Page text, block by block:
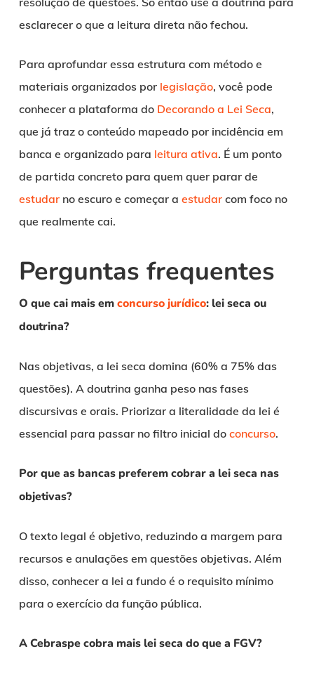
esclarecer o que a leitura direta não fechou.
Para aprofundar essa estrutura com método e
materiais organizados por legislação, você pode
conhecer a plataforma do Decorando a Lei Seca,
que já traz o conteúdo mapeado por incidência em
banca e organizado para leitura ativa. É um ponto
de partida concreto para quem quer parar de
estudarno escuro e começar a estudarcom foco no
que realmente cai.
Perguntas frequentes
O que cai mais emconcurso jurídico: lei seca ou
doutrina?
Nas objetivas, a lei seca domina (60% a 75% das
questões). A doutrina ganha peso nas fases
discursivas e orais. Priorizar a literalidade da lei é
essencial para passar no filtro inicial do concurso.
Por que as bancas preferem cobrar a lei seca nas
objetivas?
O texto legal é objetivo, reduzindo a margem para
recursos e anulações em questões objetivas. Além
disso, conhecer a lei a fundo é o requisito mínimo
para o exercício da função pública.
A Cebraspe cobra mais lei seca do que a FGV?